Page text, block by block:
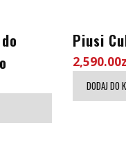
Piusi
2,590.00
DODAJ DO